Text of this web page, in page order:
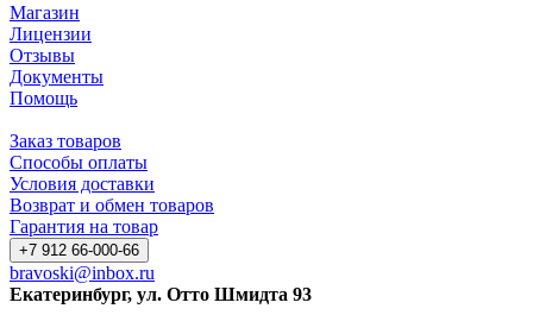
Магазин
Лицензии
Отзывы
Документы
Помощь
Заказ товаров
Способы оплаты
Условия доставки
Возврат и обмен товаров
Гарантия на товар
+7 912 66-000-66
bravoski@inbox.ru
Екатеринбург, ул. Отто Шмидта 93